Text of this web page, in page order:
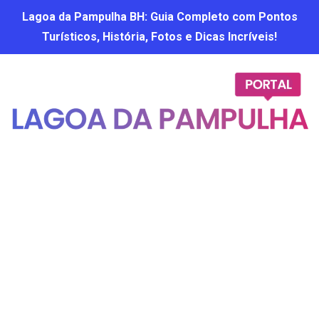
Lagoa da Pampulha BH: Guia Completo com Pontos
Turísticos, História, Fotos e Dicas Incríveis!